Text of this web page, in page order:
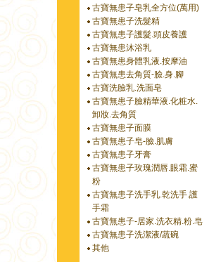
古寶無患子皂乳全方位(萬用)
古寶無患子洗髮精
古寶無患子護髮.頭皮養護
古寶無患沐浴乳
古寶無患身體乳液.按摩油
古寶無患去角質-臉.身.腳
古寶洗臉乳.洗面皂
古寶無患子臉精華液.化粧水.
卸妝.去角質
古寶無患子面膜
古寶無患子皂-臉.肌膚
古寶無患子牙膏
古寶無患子玫瑰潤唇.眼霜.蜜
粉
古寶無患子洗手乳.乾洗手.護
手霜
古寶無患子-居家.洗衣精.粉.皂
古寶無患子洗潔液/蔬碗
其他